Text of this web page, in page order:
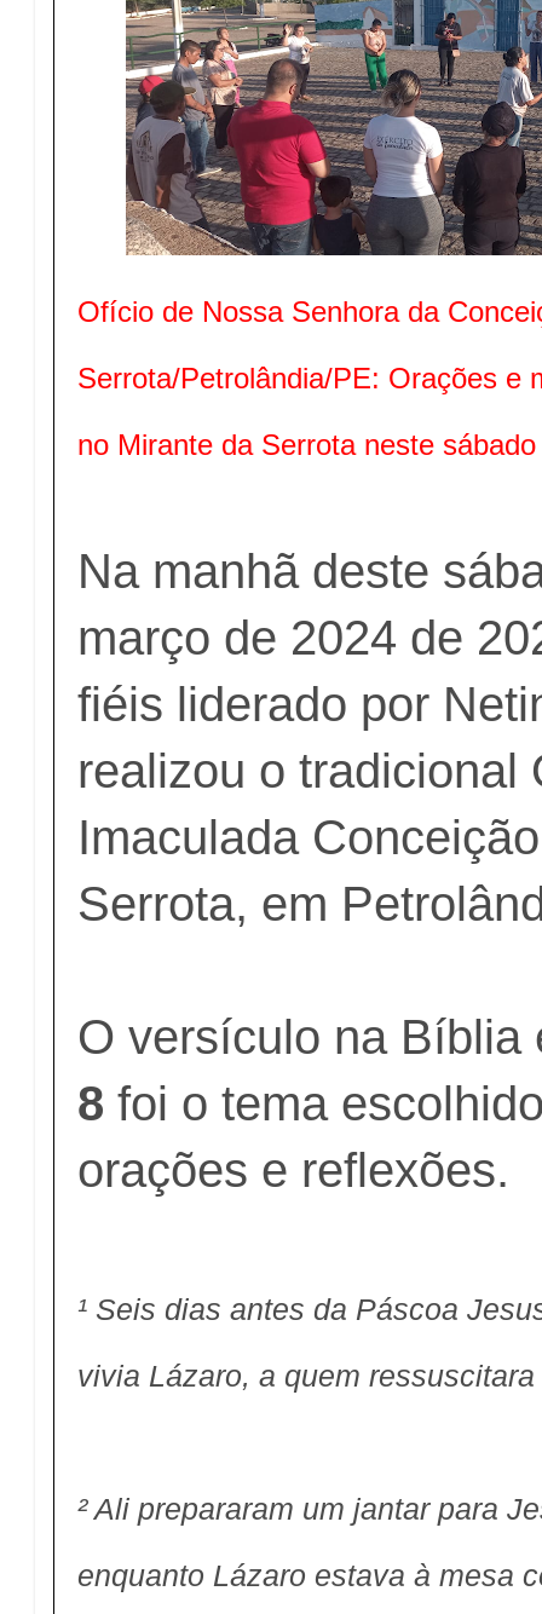
Ofício de Nossa Senhora da
Serrota/Petrolândia/PE: Orações e
no Mirante da Serrota neste
Na manhã deste
março de 2024 de
fiéis liderado por
realizou o tradicional
Imaculada
Serrota, em
O versículo na
8 foi o tema
orações e reflexões.
¹ Seis dias antes da Páscoa
vivia Lázaro, a quem
² Ali prepararam um jantar para
enquanto Lázaro estava à mesa